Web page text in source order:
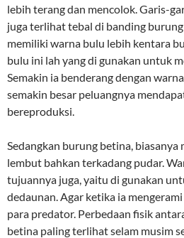
lebih terang dan mencolok. Garis-
juga terlihat tebal di banding
memiliki warna bulu lebih kentara
bulu ini lah yang di gunakan untuk
Semakin ia benderang dengan
semakin besar peluangnya
bereproduksi.
Sedangkan burung betina,
lembut bahkan terkadang pudar.
tujuannya juga, yaitu di gunakan
dedaunan. Agar ketika ia
para predator. Perbedaan fisik
betina paling terlihat selam musim